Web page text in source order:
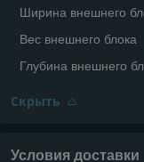
Ширина внешнего
Вес внешнего блока
Глубина внешнего
Скрыть
Условия доставки